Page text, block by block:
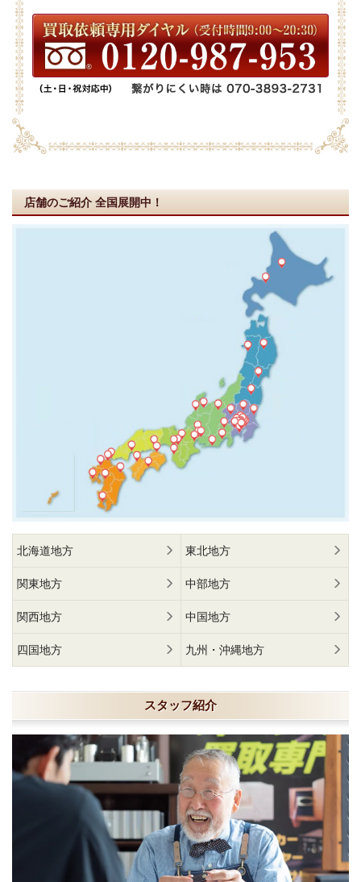
店舗のご紹介 全国展開中！
北海道地方 東北地方
関東地方 中部地方
関西地方 中国地方
四国地方 九州・沖縄地方
スタッフ紹介